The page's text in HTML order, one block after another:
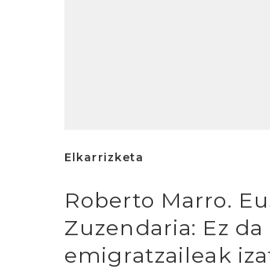
Elkarrizketa
Roberto Marro.
Zuzendaria: Ez
emigratzaileak